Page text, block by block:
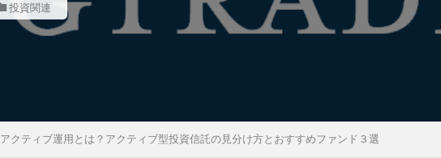
投資関連
アクティブ運用とは？アクティブ型投資信託の見分け方とおすすめファンド３選